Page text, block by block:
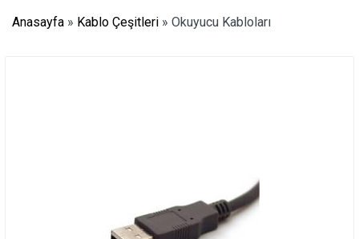
Anasayfa » Kablo Çeşitleri » Okuyucu Kabloları